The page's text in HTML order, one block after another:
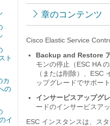
ト
カ
の
イ
章のコンテンツ
Cisco Elastic Service
Backup and Restore
モンの停止（ESC HA
（または削除）、ESC
ップグレードでサポー
インサービスアップグ
ードのインサービスア
ESC インスタンスは、ス